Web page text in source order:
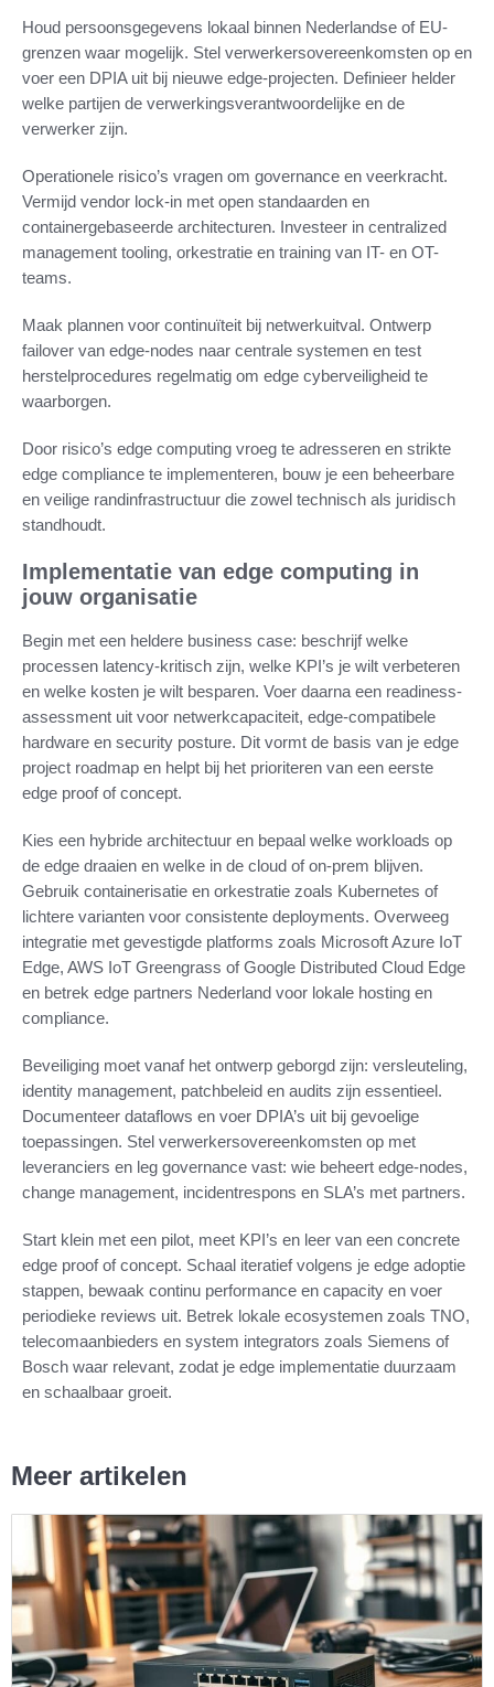
Houd persoonsgegevens lokaal binnen Nederlandse of EU-
grenzen waar mogelijk. Stel verwerkersovereenkomsten op en
voer een DPIA uit bij nieuwe edge-projecten. Definieer helder
welke partijen de verwerkingsverantwoordelijke en de
verwerker zijn.
Operationele risico’s vragen om governance en veerkracht.
Vermijd vendor lock-in met open standaarden en
containergebaseerde architecturen. Investeer in centralized
management tooling, orkestratie en training van IT- en OT-
teams.
Maak plannen voor continuïteit bij netwerkuitval. Ontwerp
failover van edge-nodes naar centrale systemen en test
herstelprocedures regelmatig om edge cyberveiligheid te
waarborgen.
Door risico’s edge computing vroeg te adresseren en strikte
edge compliance te implementeren, bouw je een beheerbare
en veilige randinfrastructuur die zowel technisch als juridisch
standhoudt.
Implementatie van edge computing in
jouw organisatie
Begin met een heldere business case: beschrijf welke
processen latency-kritisch zijn, welke KPI’s je wilt verbeteren
en welke kosten je wilt besparen. Voer daarna een readiness-
assessment uit voor netwerkcapaciteit, edge-compatibele
hardware en security posture. Dit vormt de basis van je edge
project roadmap en helpt bij het prioriteren van een eerste
edge proof of concept.
Kies een hybride architectuur en bepaal welke workloads op
de edge draaien en welke in de cloud of on‑prem blijven.
Gebruik containerisatie en orkestratie zoals Kubernetes of
lichtere varianten voor consistente deployments. Overweeg
integratie met gevestigde platforms zoals Microsoft Azure IoT
Edge, AWS IoT Greengrass of Google Distributed Cloud Edge
en betrek edge partners Nederland voor lokale hosting en
compliance.
Beveiliging moet vanaf het ontwerp geborgd zijn: versleuteling,
identity management, patchbeleid en audits zijn essentieel.
Documenteer dataflows en voer DPIA’s uit bij gevoelige
toepassingen. Stel verwerkersovereenkomsten op met
leveranciers en leg governance vast: wie beheert edge-nodes,
change management, incidentrespons en SLA’s met partners.
Start klein met een pilot, meet KPI’s en leer van een concrete
edge proof of concept. Schaal iteratief volgens je edge adoptie
stappen, bewaak continu performance en capacity en voer
periodieke reviews uit. Betrek lokale ecosystemen zoals TNO,
telecomaanbieders en system integrators zoals Siemens of
Bosch waar relevant, zodat je edge implementatie duurzaam
en schaalbaar groeit.
Meer artikelen